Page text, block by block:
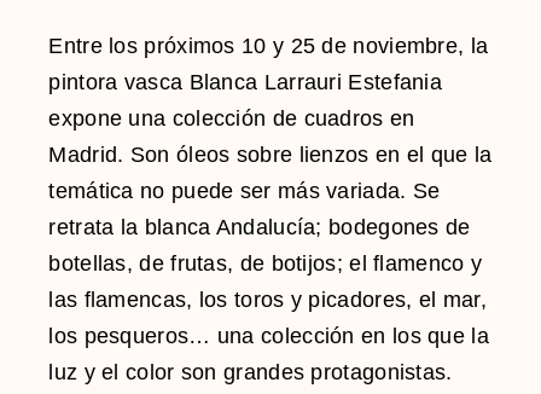
Entre los próximos 10 y 25 de noviembre, la
pintora vasca Blanca Larrauri Estefania
expone una colección de cuadros en
Madrid. Son óleos sobre lienzos en el que la
temática no puede ser más variada. Se
retrata la blanca Andalucía; bodegones de
botellas, de frutas, de botijos; el flamenco y
las flamencas, los toros y picadores, el mar,
los pesqueros… una colección en los que la
luz y el color son grandes protagonistas.